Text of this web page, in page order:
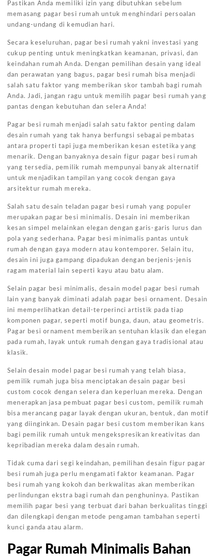
Pastikan Anda memiliki izin yang dibutuhkan sebelum
memasang pagar besi rumah untuk menghindari persoalan
undang-undang di kemudian hari.
Secara keseluruhan, pagar besi rumah yakni investasi yang
cukup penting untuk meningkatkan keamanan, privasi, dan
keindahan rumah Anda. Dengan pemilihan desain yang ideal
dan perawatan yang bagus, pagar besi rumah bisa menjadi
salah satu faktor yang memberikan skor tambah bagi rumah
Anda. Jadi, jangan ragu untuk memilih pagar besi rumah yang
pantas dengan kebutuhan dan selera Anda!
Pagar besi rumah menjadi salah satu faktor penting dalam
desain rumah yang tak hanya berfungsi sebagai pembatas
antara properti tapi juga memberikan kesan estetika yang
menarik. Dengan banyaknya desain figur pagar besi rumah
yang tersedia, pemilik rumah mempunyai banyak alternatif
untuk menjadikan tampilan yang cocok dengan gaya
arsitektur rumah mereka.
Salah satu desain teladan pagar besi rumah yang populer
merupakan pagar besi minimalis. Desain ini memberikan
kesan simpel melainkan elegan dengan garis-garis lurus dan
pola yang sederhana. Pagar besi minimalis pantas untuk
rumah dengan gaya modern atau kontemporer. Selain itu,
desain ini juga gampang dipadukan dengan berjenis-jenis
ragam material lain seperti kayu atau batu alam.
Selain pagar besi minimalis, desain model pagar besi rumah
lain yang banyak diminati adalah pagar besi ornament. Desain
ini memperlihatkan detail-terperinci artistik pada tiap
komponen pagar, seperti motif bunga, daun, atau geometris.
Pagar besi ornament memberikan sentuhan klasik dan elegan
pada rumah, layak untuk rumah dengan gaya tradisional atau
klasik.
Selain desain model pagar besi rumah yang telah biasa,
pemilik rumah juga bisa menciptakan desain pagar besi
custom cocok dengan selera dan keperluan mereka. Dengan
menerapkan jasa pembuat pagar besi custom, pemilik rumah
bisa merancang pagar layak dengan ukuran, bentuk, dan motif
yang diinginkan. Desain pagar besi custom memberikan kans
bagi pemilik rumah untuk mengekspresikan kreativitas dan
kepribadian mereka dalam desain rumah.
Tidak cuma dari segi keindahan, pemilihan desain figur pagar
besi rumah juga perlu mengamati faktor keamanan. Pagar
besi rumah yang kokoh dan berkwalitas akan memberikan
perlindungan ekstra bagi rumah dan penghuninya. Pastikan
memilih pagar besi yang terbuat dari bahan berkualitas tinggi
dan dilengkapi dengan metode pengaman tambahan seperti
kunci ganda atau alarm.
Pagar Rumah Minimalis Bahan